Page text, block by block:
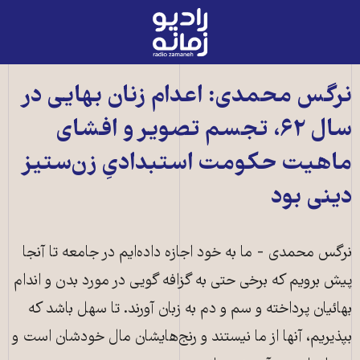
رادیو
زمانه
صفحه
اصلی
نرگس محمدی: اعدام زنان بهایی در
سال ۶۲، تجسم تصویر و افشای
ماهیت حکومت استبدادیِ زن‌ستیز
دینی بود
نرگس محمدی - ما به خود اجازه داده‌ایم در جامعه تا آنجا
پیش برویم که برخی حتی به گزافه گویی در مورد بدن و اندام
بهائیان پرداخته و سم و دم به زبان آورند. تا سهل باشد که
بپذیریم، آنها از ما نیستند و رنج‌هایشان مال خودشان است و